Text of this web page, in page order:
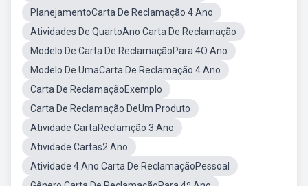
PlanejamentoCarta De Reclamação 4 Ano
Atividades De QuartoAno Carta De Reclamação
Modelo De Carta De ReclamaçãoPara 4O Ano
Modelo De UmaCarta De Reclamação 4 Ano
Carta De ReclamaçãoExemplo
Carta De Reclamação DeUm Produto
Atividade CartaReclamção 3 Ano
Atividade Cartas2 Ano
Atividade 4 Ano Carta De ReclamaçãoPessoal